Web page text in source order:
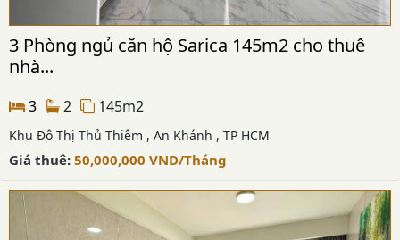
3 Phòng ngủ căn hộ Sarica 145m2 cho thuê
nhà...
3 2 145m2
Khu Đô Thị Thủ Thiêm , An Khánh , TP HCM
Giá thuê: 50,000,000 VND/Tháng